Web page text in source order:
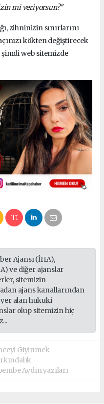
mi veriyorsun?"
zihninizin sınırlarını
kökten değiştirecek
şimdi web sitemizde
Ajansı (İHA),
ve diğer ajanslar
sitemizin
ajans kanallarından
alan hukuki
olup sitemizin hiç
Giyinmek
Aydın yazıları